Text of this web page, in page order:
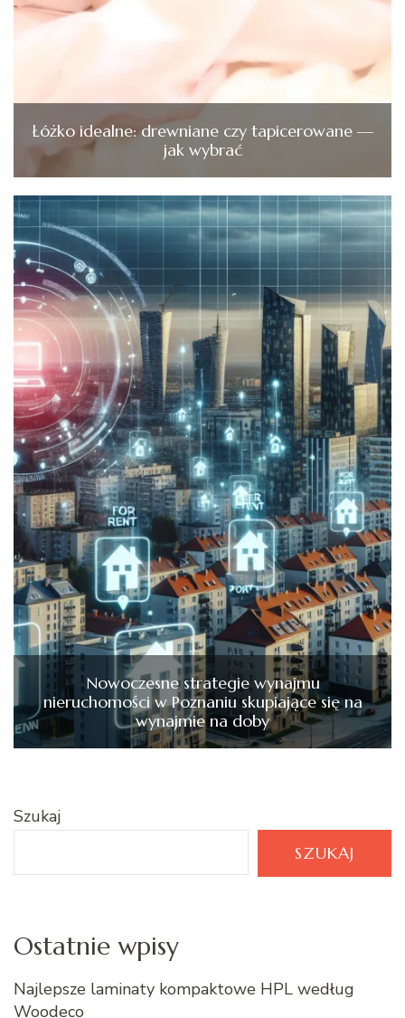
Łóżko idealne: drewniane czy tapicerowane —
jak wybrać
Nowoczesne strategie wynajmu
nieruchomości w Poznaniu skupiające się na
wynajmie na doby
Szukaj
SZUKAJ
Ostatnie wpisy
Najlepsze laminaty kompaktowe HPL według
Woodeco